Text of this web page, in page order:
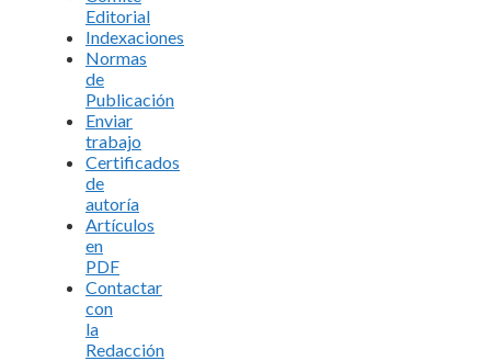
Editorial
Indexaciones
Normas
de
Publicación
Enviar
trabajo
Certificados
de
autoría
Artículos
en
PDF
Contactar
con
la
Redacción